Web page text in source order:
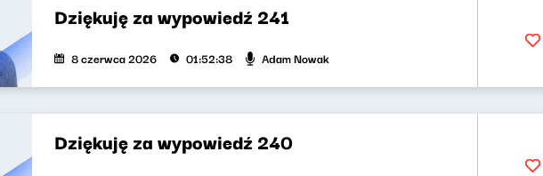
Dziękuję za wypowiedź 241
8 czerwca 2026 01:52:38 Adam Nowak
Dziękuję za wypowiedź 240